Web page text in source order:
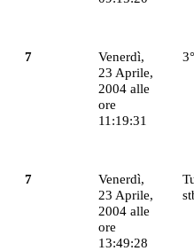
7
Venerdì,
23 Aprile,
2004 alle
ore
11:19:31
7
Venerdì,
23 Aprile,
2004 alle
ore
13:49:28